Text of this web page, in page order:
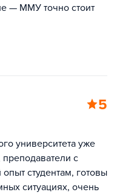
— ММУ точно стоит
5
университета уже
с
студентам, готовы
ситуациях, очень